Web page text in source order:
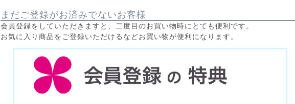
まだご登録がお済みでないお客様
会員登録をしていただきますと、二度目のお買い物時にとても便利です。
お気に入り商品をご登録いただけるなどお買い物が便利になります。